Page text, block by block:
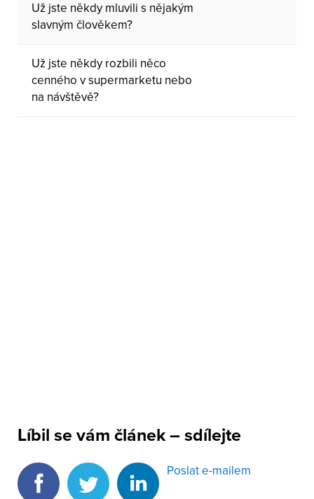
Už jste někdy mluvili s nějakým
slavným člověkem?
Už jste někdy rozbili něco
cenného v supermarketu nebo
na návštěvě?
Líbil se vám článek – sdílejte
Poslat e-mailem